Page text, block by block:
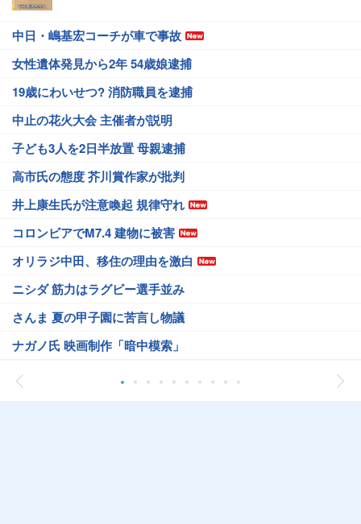
中日・嶋基宏コーチが車で事故
女性遺体発見から2年 54歳娘逮捕
19歳にわいせつ? 消防職員を逮捕
中止の花火大会 主催者が説明
子ども3人を2日半放置 母親逮捕
高市氏の態度 芥川賞作家が批判
井上康生氏が注意喚起 規律守れ
コロンビアでM7.4 建物に被害
オリラジ中田、移住の理由を激白
ニシダ 筋力はラグビー選手並み
さんま 夏の甲子園に苦言し物議
ナガノ氏 映画制作「暗中模索」